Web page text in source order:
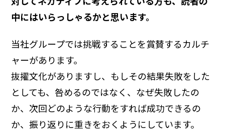
中にはいらっしゃるかと思います。
当社グループでは挑戦することを賞賛するカルチ
ャーがあります。
抜擢文化がありますし、もしその結果失敗をした
としても、咎めるのではなく、なぜ失敗したの
か、次回どのような行動をすれば成功できるの
か、振り返りに重きをおくようにしています。